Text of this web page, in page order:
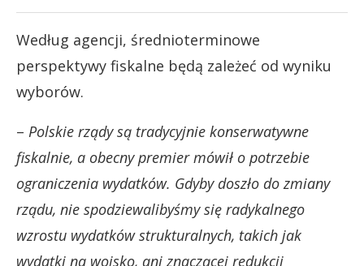
Według agencji, średnioterminowe
perspektywy fiskalne będą zależeć od wyniku
wyborów.
– Polskie rządy są tradycyjnie konserwatywne
fiskalnie, a obecny premier mówił o potrzebie
ograniczenia wydatków. Gdyby doszło do zmiany
rządu, nie spodziewalibyśmy się radykalnego
wzrostu wydatków strukturalnych, takich jak
wydatki na wojsko, ani znaczącej redukcji